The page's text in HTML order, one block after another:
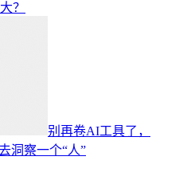
？
别再卷AI工具了，
洞察一个“人”